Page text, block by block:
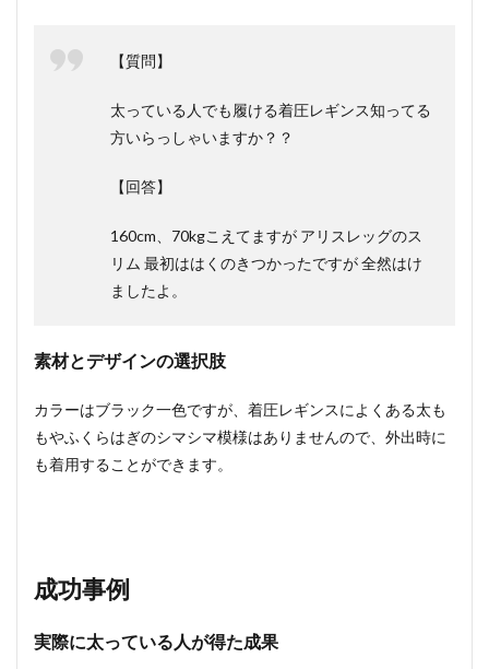
【質問】
太っている人でも履ける着圧レギンス知ってる
方いらっしゃいますか？？
【回答】
160cm、70kgこえてますが アリスレッグのス
リム 最初ははくのきつかったですが 全然はけ
ましたよ。
素材とデザインの選択肢
カラーはブラック一色ですが、着圧レギンスによくある太も
もやふくらはぎのシマシマ模様はありませんので、外出時に
も着用することができます。
成功事例
実際に太っている人が得た成果